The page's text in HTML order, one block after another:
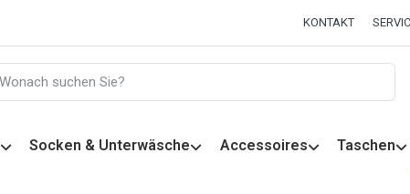
KONTAKT
Socken & Unterwäsche Accessoires Taschen